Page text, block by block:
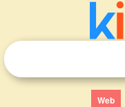
Web